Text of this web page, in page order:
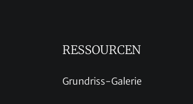
RESSOURCEN
Grundriss-Galerie